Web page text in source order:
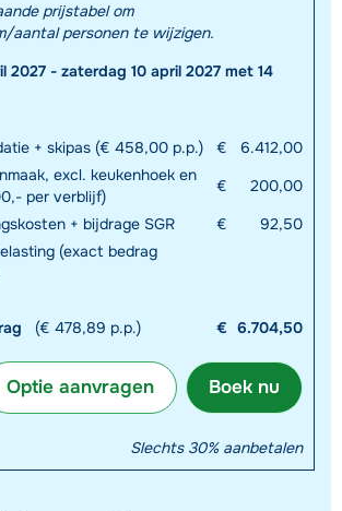
prijstabel om
aantal personen te wijzigen.
2027 - zaterdag 10 april 2027 met 14
+ skipas (€ 458,00 p.p.) €
6.412,00
excl. keukenhoek en
per verblijf)
€
200,00
+ bijdrage SGR €
92,50
(exact bedrag
(€ 478,89 p.p.) € 6.704,50
Boek nu
Optie aanvragen
Slechts 30% aanbetalen